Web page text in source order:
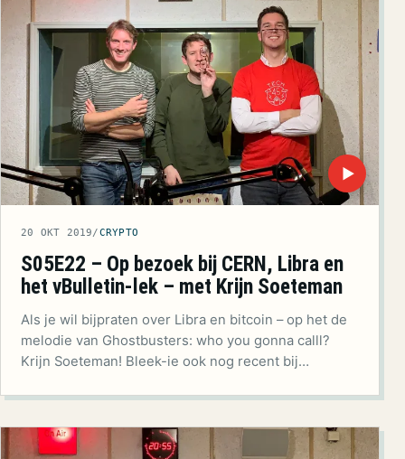
▶
20 OKT 2019/CRYPTO
S05E22 – Op bezoek bij CERN, Libra en
het vBulletin-lek – met Krijn Soeteman
Als je wil bijpraten over Libra en bitcoin – op het de
melodie van Ghostbusters: who you gonna calll?
Krijn Soeteman! Bleek-ie ook nog recent bij…